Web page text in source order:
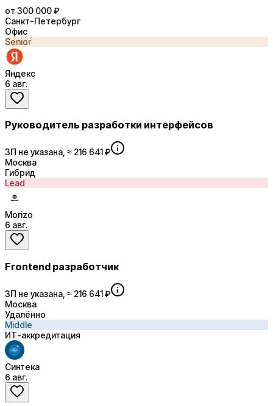
от 300 000 ₽
Санкт-Петербург
Офис
Senior
Яндекс
6 авг.
Руководитель разработки интерфейсов
ЗП не указана, ≈ 216 641 ₽
Москва
Гибрид
Lead
Morizo
6 авг.
Frontend разработчик
ЗП не указана, ≈ 216 641 ₽
Москва
Удалённо
Middle
ИТ-аккредитация
Синтека
6 авг.